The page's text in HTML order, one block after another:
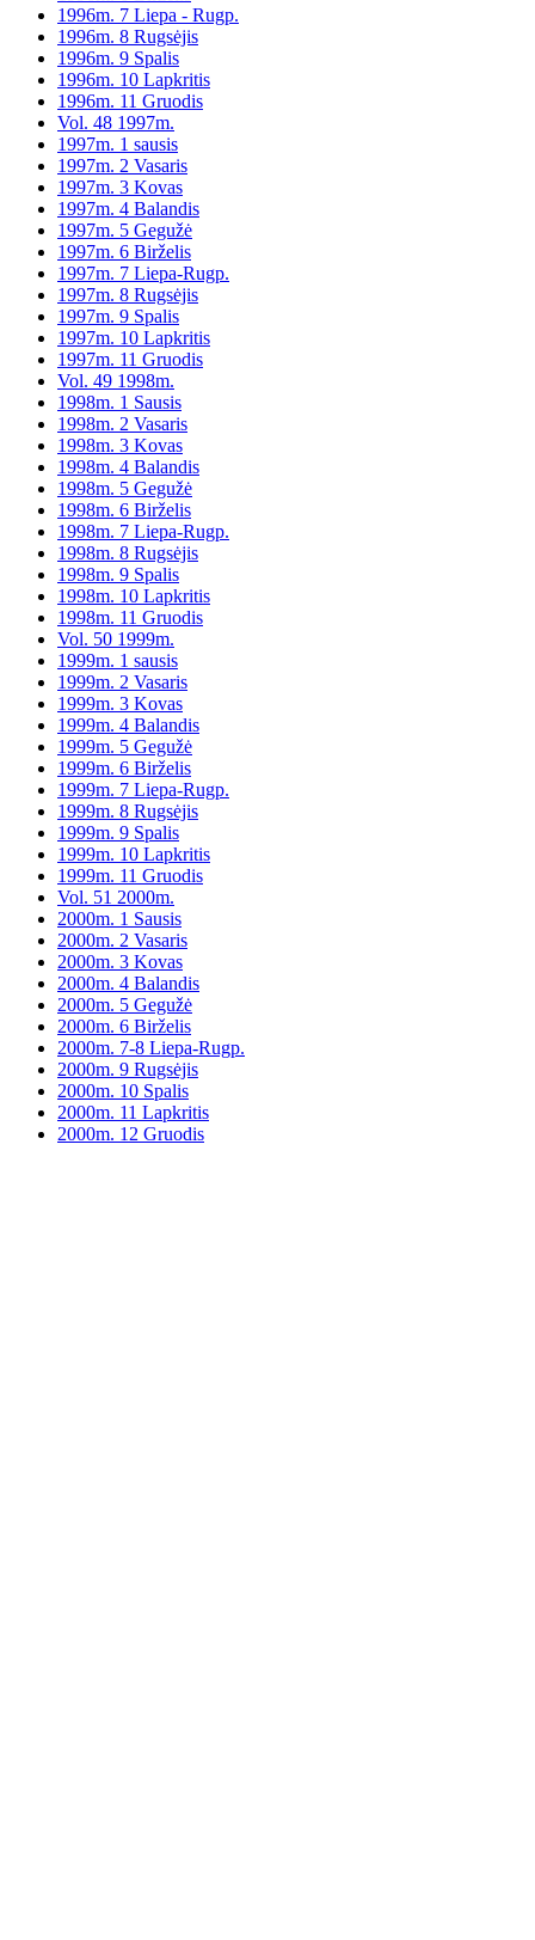
1996m. 7 Liepa - Rugp.
1996m. 8 Rugsėjis
1996m. 9 Spalis
1996m. 10 Lapkritis
1996m. 11 Gruodis
Vol. 48 1997m.
1997m. 1 sausis
1997m. 2 Vasaris
1997m. 3 Kovas
1997m. 4 Balandis
1997m. 5 Gegužė
1997m. 6 Birželis
1997m. 7 Liepa-Rugp.
1997m. 8 Rugsėjis
1997m. 9 Spalis
1997m. 10 Lapkritis
1997m. 11 Gruodis
Vol. 49 1998m.
1998m. 1 Sausis
1998m. 2 Vasaris
1998m. 3 Kovas
1998m. 4 Balandis
1998m. 5 Gegužė
1998m. 6 Birželis
1998m. 7 Liepa-Rugp.
1998m. 8 Rugsėjis
1998m. 9 Spalis
1998m. 10 Lapkritis
1998m. 11 Gruodis
Vol. 50 1999m.
1999m. 1 sausis
1999m. 2 Vasaris
1999m. 3 Kovas
1999m. 4 Balandis
1999m. 5 Gegužė
1999m. 6 Birželis
1999m. 7 Liepa-Rugp.
1999m. 8 Rugsėjis
1999m. 9 Spalis
1999m. 10 Lapkritis
1999m. 11 Gruodis
Vol. 51 2000m.
2000m. 1 Sausis
2000m. 2 Vasaris
2000m. 3 Kovas
2000m. 4 Balandis
2000m. 5 Gegužė
2000m. 6 Birželis
2000m. 7-8 Liepa-Rugp.
2000m. 9 Rugsėjis
2000m. 10 Spalis
2000m. 11 Lapkritis
2000m. 12 Gruodis